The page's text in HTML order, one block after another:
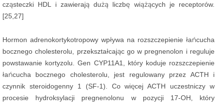
cząsteczki HDL i zawierają dużą liczbę wiążących je receptorów.
[25,27]
Hormon adrenokortykotropowy wpływa na rozszczepienie łańcucha
bocznego cholesterolu, przekształcając go w pregnenolon i reguluje
powstawanie kortyzolu. Gen CYP11A1, który koduje rozszczepienie
łańcucha bocznego cholesterolu, jest regulowany przez ACTH i
czynnik steroidogenny 1 (SF-1). Co więcej ACTH uczestniczy w
procesie hydroksylacji pregnenolonu w pozycji 17-OH, który